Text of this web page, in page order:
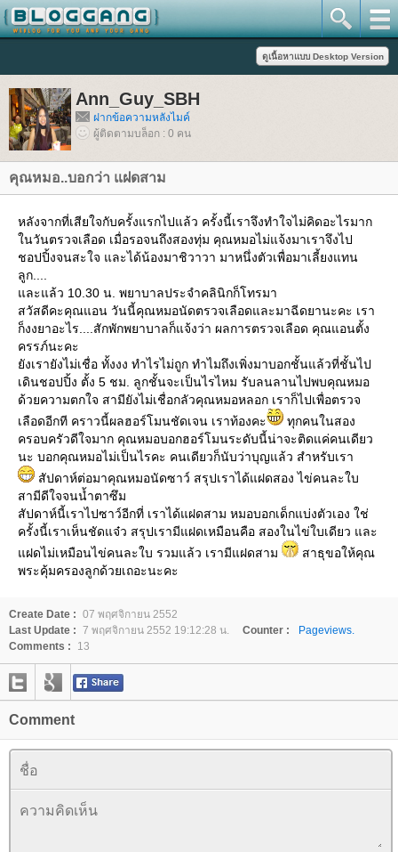
Ann_Guy_SBH
ฝากข้อความหลังไมค์
ผู้ติดตามบล็อก : 0 คน
คุณหมอ..บอกว่า แฝดสาม
หลังจากที่เสียใจกับครั้งแรกไปแล้ว ครั้งนี้เราจึงทำใจไม่คิดอะไรมาก
นวันตรวจเลือด เมื่อรอจนถึงสองทุ่ม คุณหมอไม่แจ้งมาเราจึงไป
ชอปปิ้งจนสะใจ และได้น้องมาชิวาวา มาหนึ่งตัวเพื่อมาเลี้ยงแทน
ลูก....
ละแล้ว 10.30 น. พยาบาลประจำคลินิกก็โทรมา
สวัสดีคะคุณแอน วันนี้คุณหมอนัดตรวจเลือดและมาฉีดยานะคะ เรา
ก็งงยาอะไร....สักพักพยาบาลก็แจ้งว่า ผลการตรวจเลือด คุณแอนตั้ง
ครรภ์นะคะ
ังเรายังไม่เชื่อ ทั้งงง ทำไรไม่ถูก ทำไมถึงเพิ่งมาบอกชั้นแล้วที่ชั้นไป
เดินชอปปิ้ง ตั้ง 5 ชม. ลูกชั้นจะเป็นไรไหม รับลนลานไปพบคุณหมอ
ด้วยความตกใจ สามียังไม่เชื่อกลัวคุณหมอหลอก เราก็ไปเพื่อตรวจ
เลือดอีกที คราวนี้ผลฮอร์โมนชัดเจน เราท้องคะ
ทุกคนในสอง
ครอบครัวดีใจมาก คุณหมอบอกฮอร์โมนระดับนี้น่าจะติดแค่คนเดียว
นะ บอกคุณหมอไม่เป็นไรคะ คนเดียวก็นับว่าบุญแล้ว สำหรับเรา
สัปดาห์ต่อมาคุณหมอนัดซาว์ สรุปเราได้แฝดสอง ไข่คนละใบ
สามีดีใจจนน้ำตาซึม
สัปดาห์นี้เราไปซาว์อีกที่ เราได้แฝดสาม หมอบอกเด็กแบ่งตัวเอง ใช่
ครั้งนี้เราเห็นชัดแจ๋ว สรุปเรามีแฝดเหมือนคือ สองในไข่ใบเดียว และ
ฝดไม่เหมือนไข่คนละใบ รวมแล้ว เรามีแฝดสาม
สาธุขอให้คุณ
พระคุ้มครองลูกด้วยเถอะนะคะ
Create Date : 07 พฤศจิกายน 2552
Last Update : 7 พฤศจิกายน 2552 19:12:28 น. Counter :
Pageviews.
Comments :
13
Comment